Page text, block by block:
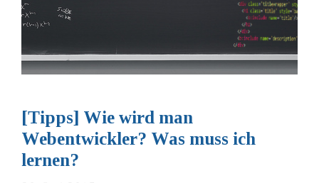
[Tipps] Wie wird man
Webentwickler? Was muss ich
lernen?